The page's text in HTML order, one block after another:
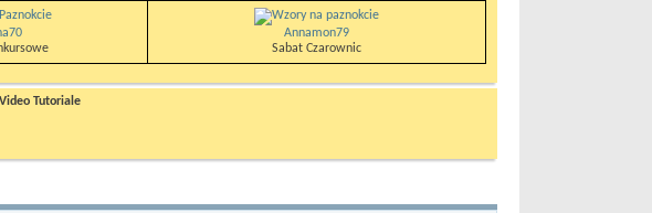
Annamon79
Sabat Czarownic
Tutoriale